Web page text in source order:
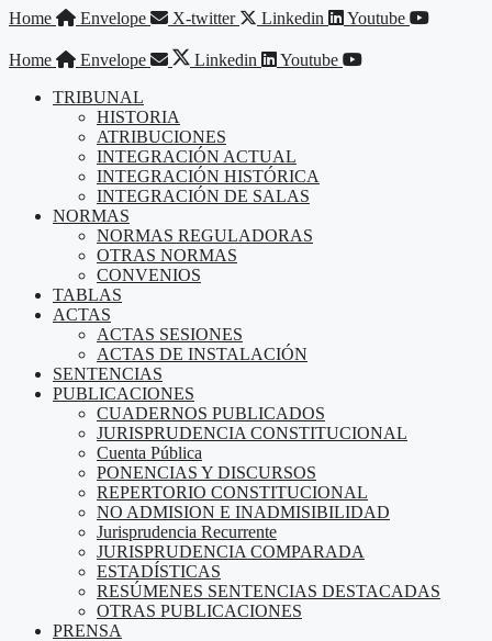
Saltar
contenido
Home Envelope X-twitter Linkedin Youtube
Home Envelope Linkedin
Youtube
TRIBUNAL
HISTORIA
ATRIBUCIONES
INTEGRACIÓN ACTUAL
INTEGRACIÓN HISTÓRICA
INTEGRACIÓN DE SALAS
NORMAS
NORMAS REGULADORAS
OTRAS NORMAS
CONVENIOS
TABLAS
ACTAS
ACTAS SESIONES
ACTAS DE INSTALACIÓN
SENTENCIAS
PUBLICACIONES
CUADERNOS PUBLICADOS
JURISPRUDENCIA CONSTITUCIONAL
Cuenta Pública
PONENCIAS Y DISCURSOS
REPERTORIO CONSTITUCIONAL
NO ADMISION E INADMISIBILIDAD
Jurisprudencia Recurrente
JURISPRUDENCIA COMPARADA
ESTADÍSTICAS
RESÚMENES SENTENCIAS DESTACADAS
OTRAS PUBLICACIONES
PRENSA